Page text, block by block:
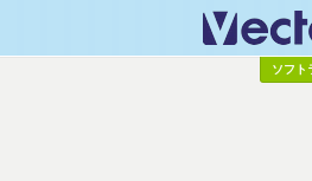
ソフト